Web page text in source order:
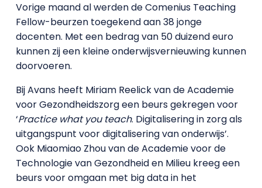
Vorige maand al werden de Comenius Teaching
Fellow-beurzen toegekend aan 38 jonge
docenten. Met een bedrag van 50 duizend euro
kunnen zij een kleine onderwijsvernieuwing kunnen
doorvoeren.
Bij Avans heeft Miriam Reelick van de Academie
voor Gezondheidszorg een beurs gekregen voor
‘Practice what you teach. Digitalisering in zorg als
uitgangspunt voor digitalisering van onderwijs’.
Ook Miaomiao Zhou van de Academie voor de
Technologie van Gezondheid en Milieu kreeg een
beurs voor omgaan met big data in het